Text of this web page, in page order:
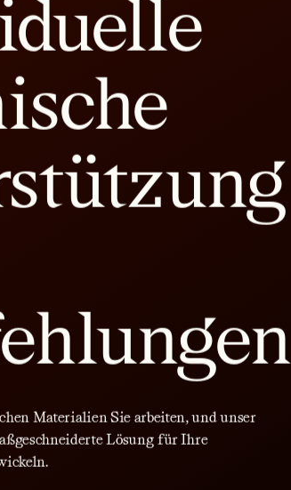
Materialien Sie arbeiten, und unser
Lösung für Ihre